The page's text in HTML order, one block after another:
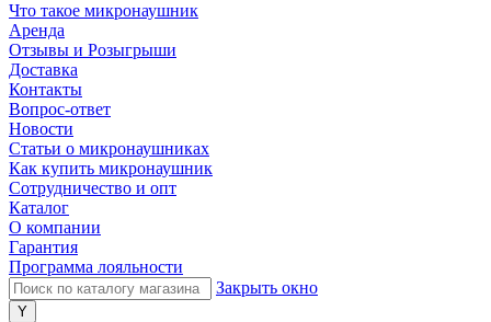
Что такое микронаушник
Аренда
Отзывы и Розыгрыши
Доставка
Контакты
Вопрос-ответ
Новости
Статьи о микронаушниках
Как купить микронаушник
Сотрудничество и опт
Каталог
О компании
Гарантия
Программа лояльности
Закрыть окно